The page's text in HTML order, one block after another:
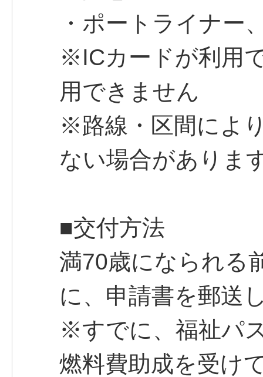
・ポートライナー
※ICカードが利用
用できません
※路線・区間によ
ない場合がありま
■交付方法
満70歳になられる
に、申請書を郵送
※すでに、福祉パ
燃料費助成を受け